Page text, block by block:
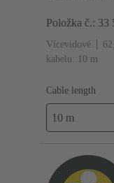
Položka č.: 33
Vícevidové
kabelu: 10 m
Cable length
10 m